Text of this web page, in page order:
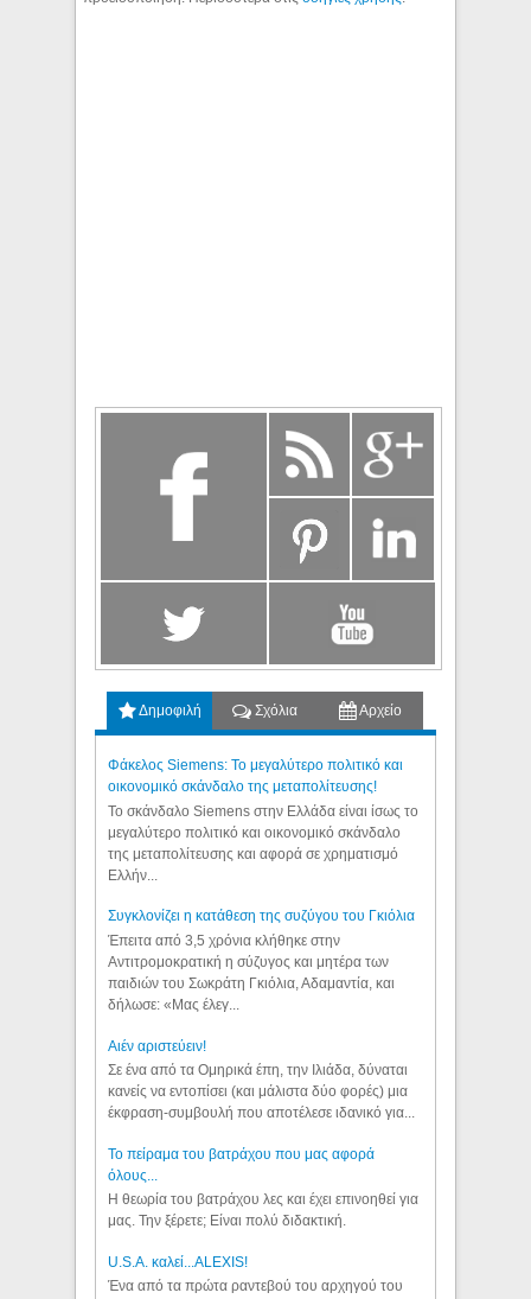
Δημοφιλή Σχόλια Αρχείο
Φάκελος Siemens: Το μεγαλύτερο πολιτικό και
οικονομικό σκάνδαλο της μεταπολίτευσης!
Το σκάνδαλο Siemens στην Ελλάδα είναι ίσως το
μεγαλύτερο πολιτικό και οικονομικό σκάνδαλο
της μεταπολίτευσης και αφορά σε χρηματισμό
Ελλήν...
Συγκλονίζει η κατάθεση της συζύγου του Γκιόλια
Έπειτα από 3,5 χρόνια κλήθηκε στην
Αντιτρομοκρατική η σύζυγος και μητέρα των
παιδιών του Σωκράτη Γκιόλια, Αδαμαντία, και
δήλωσε: «Μας έλεγ...
Aιέν αριστεύειν!
Σε ένα από τα Ομηρικά έπη, την Ιλιάδα, δύναται
κανείς να εντοπίσει (και μάλιστα δύο φορές) μια
έκφραση-συμβουλή που αποτέλεσε ιδανικό για...
Το πείραμα του βατράχου που μας αφορά
όλους...
Η θεωρία του βατράχου λες και έχει επινοηθεί για
μας. Την ξέρετε; Είναι πολύ διδακτική.
U.S.A. καλεί...ALEXIS!
Ένα από τα πρώτα ραντεβού του αρχηγού του